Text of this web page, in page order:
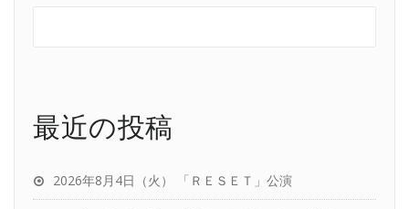
最近の投稿
2026年8月4日（火） 「ＲＥＳＥＴ」公演